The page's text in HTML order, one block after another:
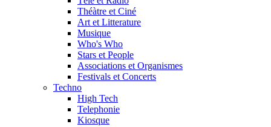
Théàtre et Ciné
Art et Litterature
Musique
Who's Who
Stars et People
Associations et Organismes
Festivals et Concerts
Techno
High Tech
Telephonie
Kiosque